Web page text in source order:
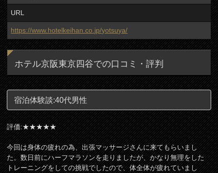
URL
https://www.hotelkeihan.co.jp/yotsuya/
ホテル京阪東京四谷での口コミ・評判
宿泊体験談:40代男性
評価:★★★★★
今回は身体の疲れの為、出張マッサージさんに来てもらいまし
た。数日前にハーフマラソンを走りましたが、かなり無理をした
トレーニングをしての挑戦でしたので、体全体が疲れていまし